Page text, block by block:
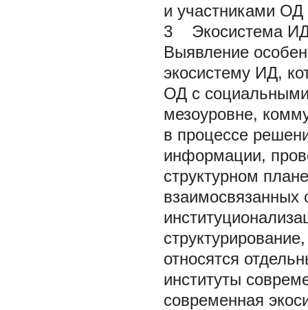
и участниками ОД
3 Экосистема
Выявление
экосистему ИД,
ОД с
мезоуровне,
в процессе
информации,
структурном
взаимосвязанных
относятся
институты
современная